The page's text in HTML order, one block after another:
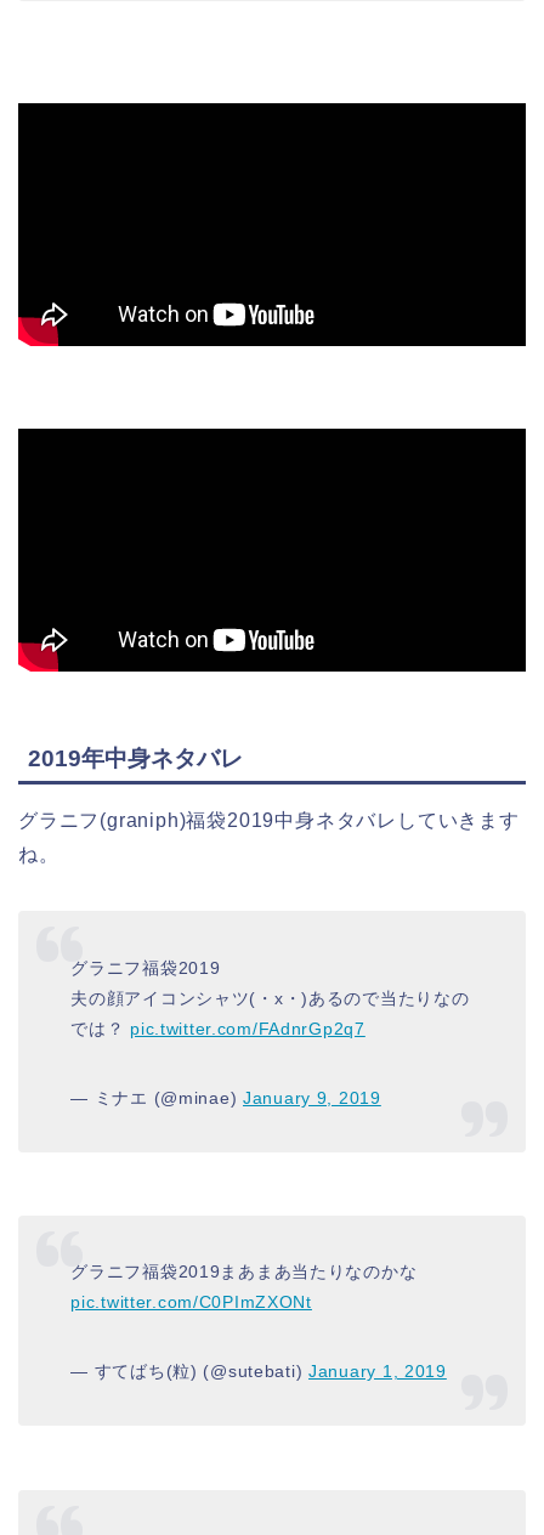
2019年中身ネタバレ
グラニフ(graniph)福袋2019中身ネタバレしていきます
ね。
グラニフ福袋2019
夫の顔アイコンシャツ(・x・)あるので当たりなの
では？ pic.twitter.com/FAdnrGp2q7
— ミナエ (@minae) January 9, 2019
グラニフ福袋2019まあまあ当たりなのかな
pic.twitter.com/C0PImZXONt
— すてばち(粒) (@sutebati)January 1, 2019